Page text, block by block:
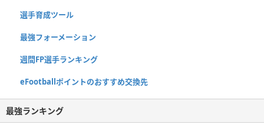
選手育成ツール
最強フォーメーション
週間FP選手ランキング
eFootballポイントのおすすめ交換先
最強ランキング